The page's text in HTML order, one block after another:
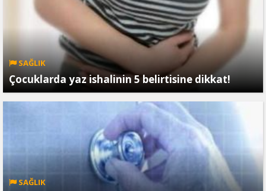
SAĞLIK
Çocuklarda yaz ishalinin 5 belirtisine dikkat!
SAĞLIK